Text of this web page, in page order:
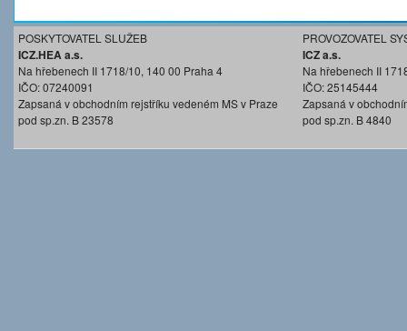
POSKYTOVATEL SLUŽEB
ICZ.HEA a.s.
Na hřebenech II 1718/10, 140 00 Praha 4
IČO: 07240091
Zapsaná v obchodním rejstříku vedeném MS v Praze
pod sp.zn. B 23578
PROVOZOVATEL
ICZ a.s.
Na hřebenech II
IČO: 25145444
Zapsaná v
pod sp.zn. B 4840